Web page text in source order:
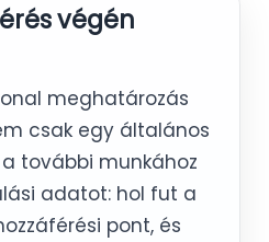
végén
meghatározás
csak egy általános
további munkához
adatot: hol fut a
pont, és